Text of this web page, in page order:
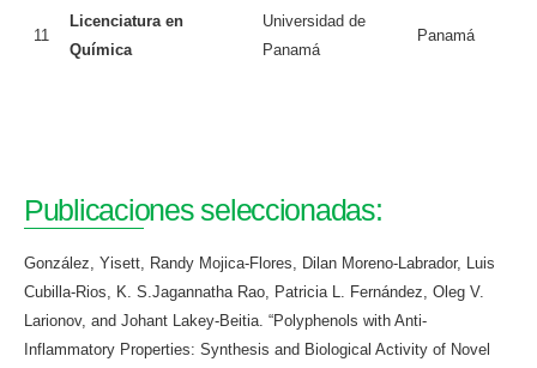
11
Licenciatura en
Química
Universidad de
Panamá
Panamá
Publicaciones seleccionadas:
González, Yisett, Randy Mojica-Flores, Dilan Moreno-Labrador, Luis
Cubilla-Rios, K. S.Jagannatha Rao, Patricia L. Fernández, Oleg V.
Larionov, and Johant Lakey-Beitia. “Polyphenols with Anti-
Inflammatory Properties: Synthesis and Biological Activity of Novel